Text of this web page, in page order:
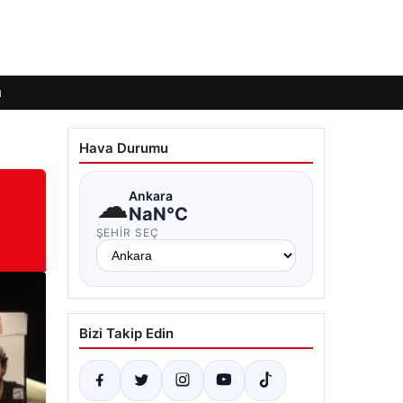
Hava Durumu
☁Ankara
NaN°C
ŞEHIR SEÇ
Bizi Takip Edin